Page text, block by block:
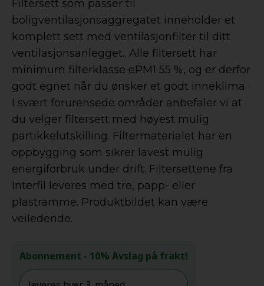
Filtersett som passer til
boligventilasjonsaggregatet inneholder et
komplett sett med ventilasjonfilter til ditt
ventilasjonsanlegget.. Alle filtersett har
minimum filterklasse ePM1 55 %, og er derfor
godt egnet når du ønsker et godt inneklima.
I svært forurensede områder anbefaler vi at
du velger filtersett med høyest mulig
partikkelutskilling. Filtermaterialet har en
oppbygging som sikrer lavest mulig
energiforbruk under drift. Filtersettene fra
Interfil leveres med tre, papp- eller
plastramme. Produktbildet kan være
veiledende.
Abonnement - 10% Avslag på frakt!